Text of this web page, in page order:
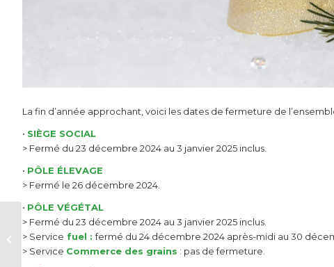
La fin d’année approchant, voici les dates de fermeture de
• SIÈGE SOCIAL
> Fermé du 23 décembre 2024 au 3 janvier 2025 inclus.
• PÔLE ÉLEVAGE
> Fermé le 26 décembre 2024.
• PÔLE VÉGÉTAL
> Fermé du 23 décembre 2024 au 3 janvier 2025 inclus.
> Service fuel :fermé du 24 décembre 2024 après-midi au 30
> Service Commerce des grains : pas de fermeture.
LES ASSEMBLÉES
2024